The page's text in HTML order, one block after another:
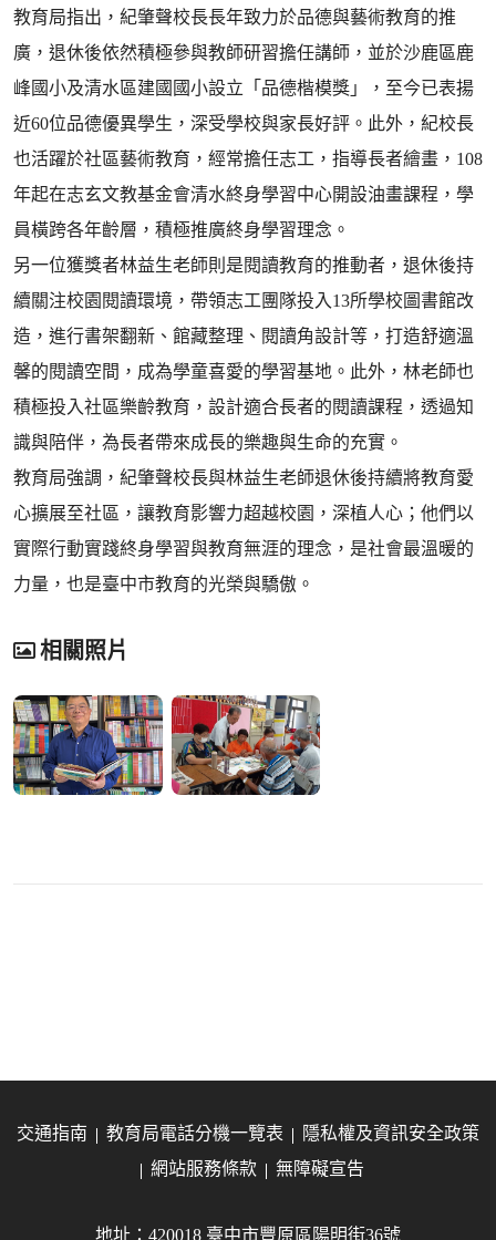
教育局指出，紀肇聲校長長年致力於品德與藝術教育的推
廣，退休後依然積極參與教師研習擔任講師，並於沙鹿區鹿
峰國小及清水區建國國小設立「品德楷模獎」，至今已表揚
近60位品德優異學生，深受學校與家長好評。此外，紀校長
也活躍於社區藝術教育，經常擔任志工，指導長者繪畫，108
年起在志玄文教基金會清水終身學習中心開設油畫課程，學
員橫跨各年齡層，積極推廣終身學習理念。
另一位獲獎者林益生老師則是閱讀教育的推動者，退休後持
續關注校園閱讀環境，帶領志工團隊投入13所學校圖書館改
造，進行書架翻新、館藏整理、閱讀角設計等，打造舒適溫
馨的閱讀空間，成為學童喜愛的學習基地。此外，林老師也
積極投入社區樂齡教育，設計適合長者的閱讀課程，透過知
識與陪伴，為長者帶來成長的樂趣與生命的充實。
教育局強調，紀肇聲校長與林益生老師退休後持續將教育愛
心擴展至社區，讓教育影響力超越校園，深植人心；他們以
實際行動實踐終身學習與教育無涯的理念，是社會最溫暖的
力量，也是臺中市教育的光榮與驕傲。
相關照片
交通指南 教育局電話分機一覽表
隱私權及資訊安全政策
網站服務條款
無障礙宣告
地址：420018 臺中市豐原區陽明街36號